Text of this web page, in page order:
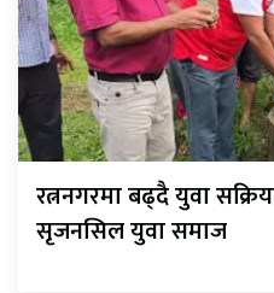
रत्ननगरमा बढ्दै युवा
सृजनसिल युवा समाज